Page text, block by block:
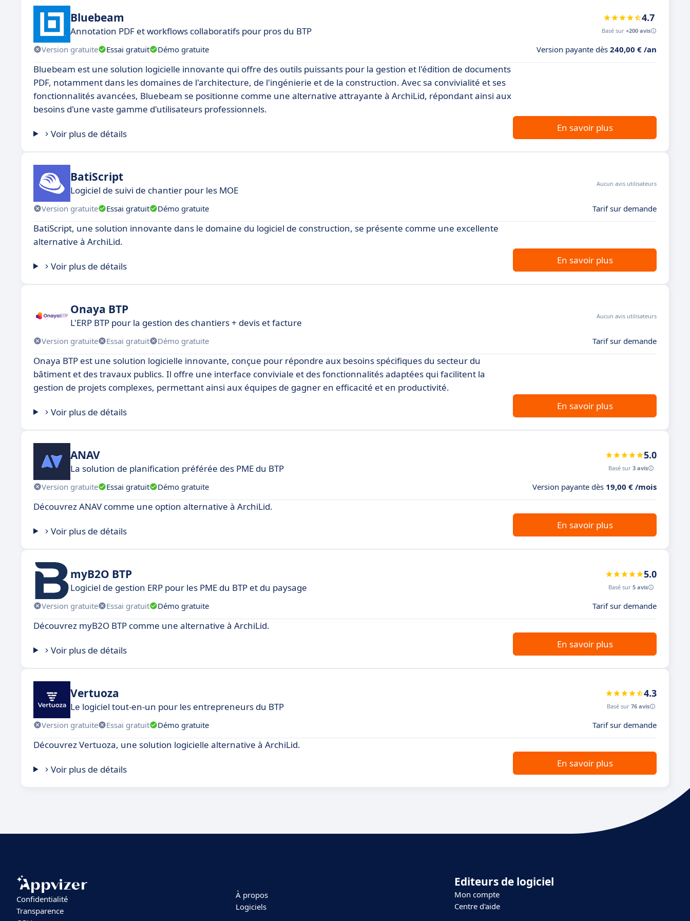
Bluebeam
Annotation PDF et workflows collaboratifs pour pros du BTP
4.7
Basé sur +200 avis
Version gratuite Essai gratuit Démo gratuite Version payante dès 240,00 € /an
Bluebeam est une solution logicielle innovante qui offre des outils puissants pour la gestion et l'édition de documents
PDF, notamment dans les domaines de l'architecture, de l'ingénierie et de la construction. Avec sa convivialité et ses
fonctionnalités avancées, Bluebeam se positionne comme une alternative attrayante à ArchiLid, répondant ainsi aux
besoins d'une vaste gamme d'utilisateurs professionnels.
Voir plus de détails
En savoir plus
BatiScript
Logiciel de suivi de chantier pour les MOE
Aucun avis utilisateurs
Version gratuite Essai gratuit Démo gratuite Tarif sur demande
BatiScript, une solution innovante dans le domaine du logiciel de construction, se présente comme une excellente
alternative à ArchiLid.
Voir plus de détails
En savoir plus
Onaya BTP
L'ERP BTP pour la gestion des chantiers + devis et facture
Aucun avis utilisateurs
Version gratuite Essai gratuit Démo gratuite Tarif sur demande
Onaya BTP est une solution logicielle innovante, conçue pour répondre aux besoins spécifiques du secteur du
bâtiment et des travaux publics. Il offre une interface conviviale et des fonctionnalités adaptées qui facilitent la
gestion de projets complexes, permettant ainsi aux équipes de gagner en efficacité et en productivité.
Voir plus de détails
En savoir plus
ANAV
La solution de planification préférée des PME du BTP
5.0
Basé sur 3 avis
Version gratuite Essai gratuit Démo gratuite Version payante dès 19,00 € /mois
Découvrez ANAV comme une option alternative à ArchiLid.
Voir plus de détails
En savoir plus
myB2O BTP
Logiciel de gestion ERP pour les PME du BTP et du paysage
5.0
Basé sur 5 avis
Version gratuite Essai gratuit Démo gratuite Tarif sur demande
Découvrez myB2O BTP comme une alternative à ArchiLid.
Voir plus de détails
En savoir plus
Vertuoza
Le logiciel tout-en-un pour les entrepreneurs du BTP
4.3
Basé sur 76 avis
Version gratuite Essai gratuit Démo gratuite Tarif sur demande
Découvrez Vertuoza, une solution logicielle alternative à ArchiLid.
Voir plus de détails
En savoir plus
Confidentialité
Transparence
À propos
Logiciels
Editeurs de logiciel
Mon compte
Centre d'aide